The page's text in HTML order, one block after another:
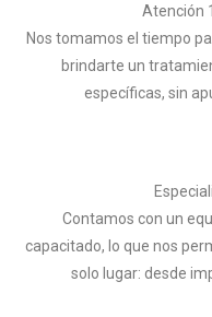
Atención
Nos tomamos el tiempo
brindarte un
específicas, sin
Contamos con un
capacitado, lo que nos
solo lugar: desde